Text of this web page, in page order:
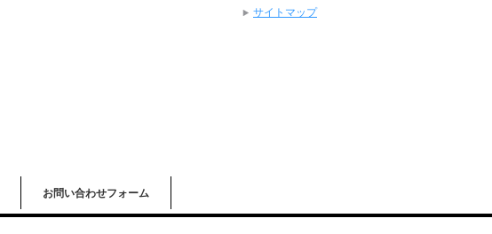
お問い合わせフォーム
サイトマップ